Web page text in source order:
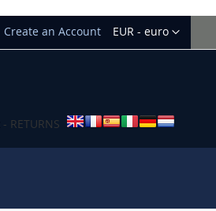
Currency
EUR - euro
Create an Account
- RETURNS